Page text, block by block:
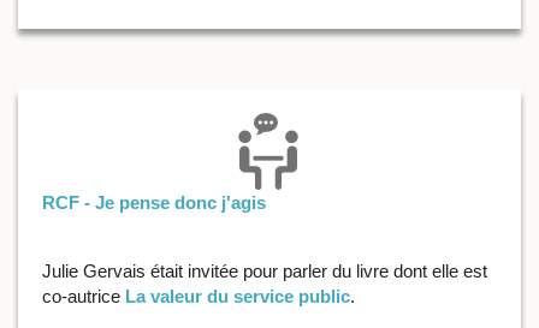
RCF - Je pense donc j'agis
Julie Gervais était invitée pour parler du livre dont elle est
co-autrice La valeur du service public.